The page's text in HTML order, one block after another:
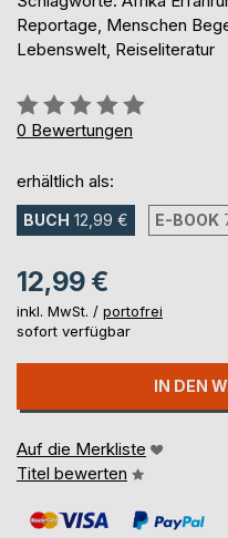
Reportage, Menschen
Lebenswelt, Reiseliteratur
Bewertung::
0%
0 Bewertungen
erhältlich als:
BUCH 12,99 € E-BOOK
12,99 €
inkl. MwSt. / portofrei
sofort verfügbar
IN DEN
Auf die Merkliste
Titel bewerten